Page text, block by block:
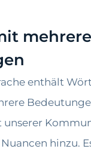
enthält
unserer
hinzu.